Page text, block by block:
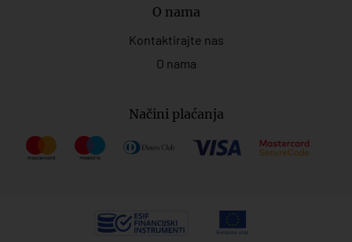
O nama
Kontaktirajte nas
O nama
Načini plaćanja